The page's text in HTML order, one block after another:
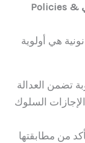
خامسا: صياغة السياسات والامتثال القانوني Policies &
هي أولوية
تضمن العدالة
السلوك
من مطابقتها